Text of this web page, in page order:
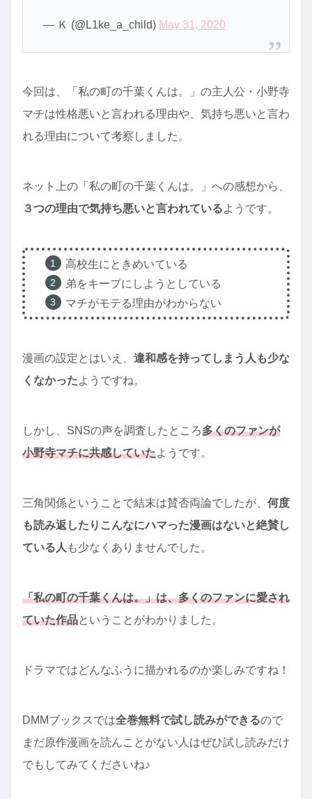
— Ｋ (@L1ke_a_child) May 31, 2020
今回は、「私の町の千葉くんは。」の主人公・小野寺
マチは性格悪いと言われる理由や、気持ち悪いと言わ
れる理由について考察しました。
ネット上の「私の町の千葉くんは。」への感想から、
３つの理由で気持ち悪いと言われているようです。
高校生にときめいている
弟をキープにしようとしている
マチがモテる理由がわからない
漫画の設定とはいえ、 違和感を持ってしまう人も少な
くなかったようですね。
しかし、SNSの声を調査したところ多くのファンが
小野寺マチに共感していたようです。
三角関係ということで結末は賛否両論でしたが、 何度
も読み返したりこんなにハマった漫画はないと絶賛し
ている人 も少なくありませんでした。
「私の町の千葉くんは。」は、多くのファンに愛され
ていた作品ということがわかりました。
ドラマではどんなふうに描かれるのか楽しみですね！
DMMブックスでは全巻無料で試し読みができるので
まだ原作漫画を読んことがない人はぜひ試し読みだけ
でもしてみてくださいね♪